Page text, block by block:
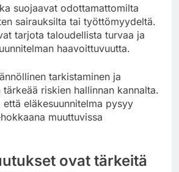
suojaavat odottamattomilta
sairauksilta tai työttömyydeltä.
tarjota taloudellista turvaa ja
haavoittuvuutta.
tarkistaminen ja
riskien hallinnan kannalta.
että eläkesuunnitelma pysyy
muuttuvissa
ovat tärkeitä